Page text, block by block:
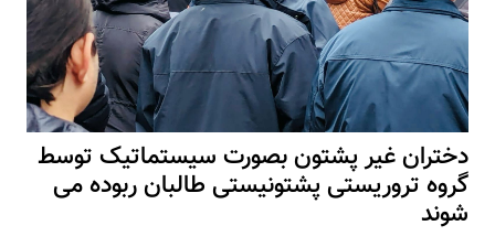
دختران غیر پشتون بصورت سیستماتیک توسط
گروه تروریستی پشتونیستی طالبان ربوده می
شوند